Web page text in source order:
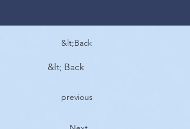
&lt;Back
&lt; Back
previous